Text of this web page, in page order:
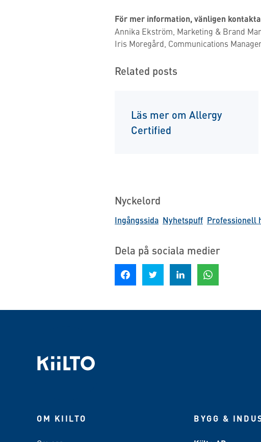
För mer information, vänligen
Annika Ekström, Marketing & Brand
Iris Moregård, Communications
Related posts
Läs mer om Allergy
Certified
Nyckelord
Ingångssida Nyhetspuff Professionell
Dela på sociala medier
Dela på Facebook Dela på Twitter Dela på LinkedIn
OM KIILTO BYGG &